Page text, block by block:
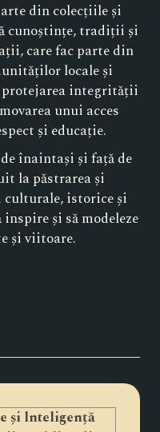
din colecțiile și
cunoștințe, tradiții și
care fac parte din
locale și
protejarea integrității
unui acces
și educație.
înaintași și față de
la păstrarea și
istorice și
și să modeleze
și viitoare.
și lnteligență